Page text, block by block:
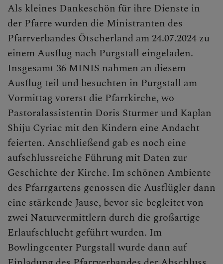
Als kleines Dankeschön für ihre Dienste in
der Pfarre wurden die Ministranten des
Pfarrverbandes Ötscherland am 24.07.2024 zu
einem Ausflug nach Purgstall eingeladen.
Insgesamt 36 MINIS nahmen an diesem
Ausflug teil und besuchten in Purgstall am
Vormittag vorerst die Pfarrkirche, wo
Pastoralassistentin Doris Sturmer und Kaplan
Shiju Cyriac mit den Kindern eine Andacht
feierten. Anschließend gab es noch eine
aufschlussreiche Führung mit Daten zur
Geschichte der Kirche. Im schönen Ambiente
des Pfarrgartens genossen die Ausflügler dann
eine stärkende Jause, bevor sie begleitet von
zwei Naturvermittlern durch die großartige
Erlaufschlucht geführt wurden. Im
Bowlingcenter Purgstall wurde dann auf